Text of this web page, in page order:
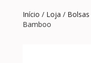
Início / Loja / Bolsas
Bamboo